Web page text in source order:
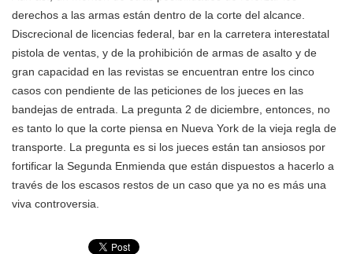
derechos a las armas están dentro de la corte del alcance.
Discrecional de licencias federal, bar en la carretera interestatal
pistola de ventas, y de la prohibición de armas de asalto y de
gran capacidad en las revistas se encuentran entre los cinco
casos con pendiente de las peticiones de los jueces en las
bandejas de entrada. La pregunta 2 de diciembre, entonces, no
es tanto lo que la corte piensa en Nueva York de la vieja regla de
transporte. La pregunta es si los jueces están tan ansiosos por
fortificar la Segunda Enmienda que están dispuestos a hacerlo a
través de los escasos restos de un caso que ya no es más una
viva controversia.